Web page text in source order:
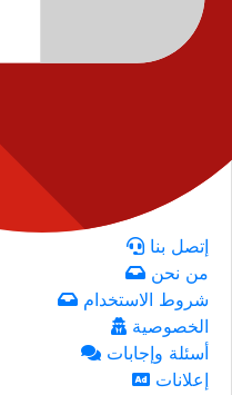
إتصل بنا
من نحن
شروط الاستخدام
الخصوصية
أسئلة وإجابات
إعلانات